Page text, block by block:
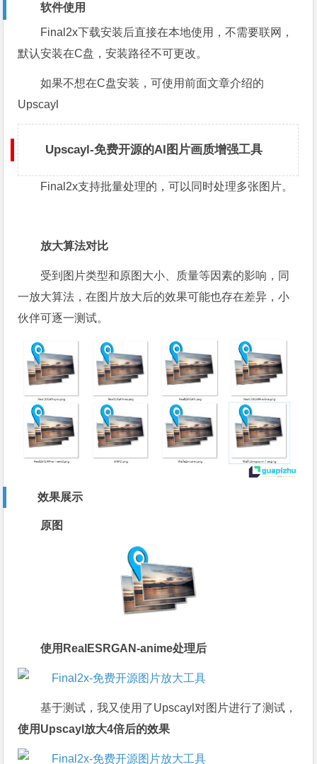
软件使用
Final2x下载安装后直接在本地使用，不需要联网，
默认安装在C盘，安装路径不可更改。
如果不想在C盘安装，可使用前面文章介绍的
Upscayl
Upscayl-免费开源的AI图片画质增强工具
Final2x支持批量处理的，可以同时处理多张图片。
放大算法对比
受到图片类型和原图大小、质量等因素的影响，同
一放大算法，在图片放大后的效果可能也存在差异，小
伙伴可逐一测试。
效果展示
原图
使用RealESRGAN-anime处理后
基于测试，我又使用了Upscayl对图片进行了测试，
使用Upscayl放大4倍后的效果